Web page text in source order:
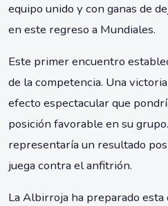
equipo unido y con ganas de
en este regreso a Mundiales.
Este primer encuentro
de la competencia. Una
efecto espectacular que
posición favorable en su
representaría un resultado
juega contra el anfitrión.
La Albirroja ha preparado